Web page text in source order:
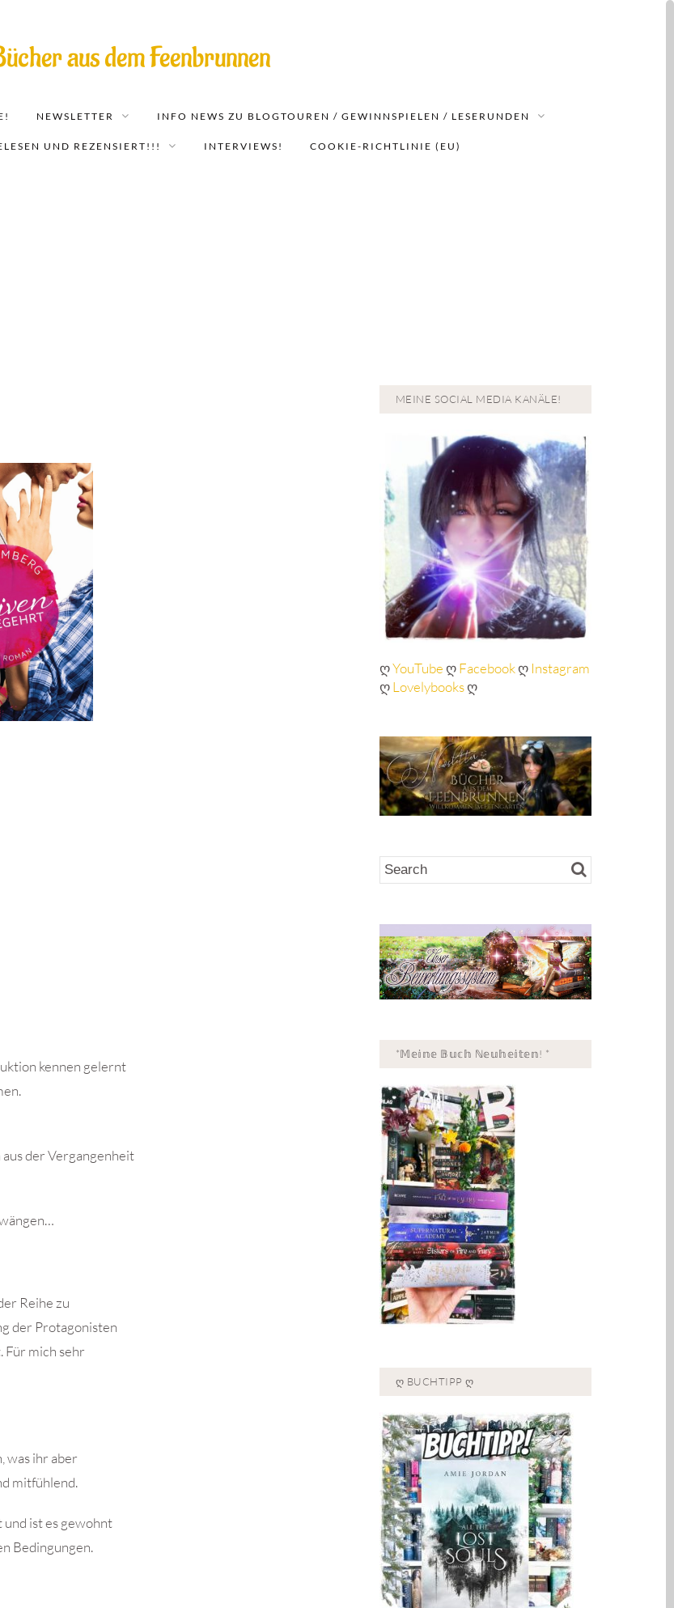
aus dem Feenbrunnen
NEWSLETTER INFO NEWS ZU BLOGTOUREN / GEWINNSPIELEN / LESERUNDEN
UND REZENSIERT!!! INTERVIEWS! COOKIE-RICHTLINIE (EU)
kennen gelernt
der Vergangenheit
Reihe zu
der Protagonisten
mich sehr
was ihr aber
mitfühlend.
und ist es gewohnt
Bedingungen.
MEINE SOCIAL MEDIA KANÄLE!
ღYouTubeღFacebookღ Instagram
ღLovelybooksღ
*𝕄𝕖𝕚𝕟𝕖 𝔹𝕦𝕔𝕙 ℕ𝕖𝕦𝕙𝕖𝕚𝕥𝕖𝕟! *
Ღ BUCHTIPP Ღ